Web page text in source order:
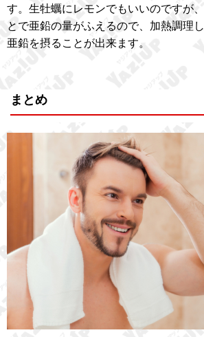
す。生牡蠣にレモンでもいいのですが
とで亜鉛の量がふえるので、加熱調理
亜鉛を摂ることが出来ます。
まとめ